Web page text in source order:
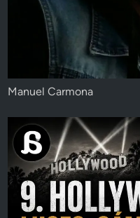
Manuel Carmona